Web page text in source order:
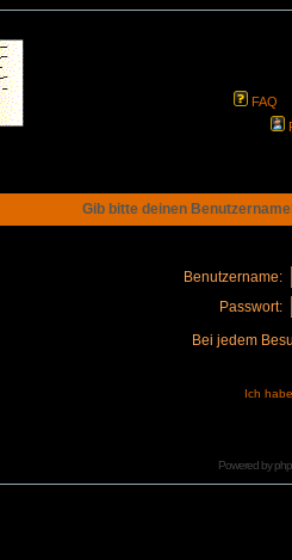
FAQ
Gib bitte deinen
Benutzername:
Passwort:
Bei jedem
Ich
Powered by